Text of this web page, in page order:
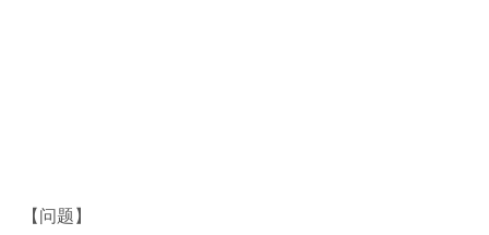
【问题】